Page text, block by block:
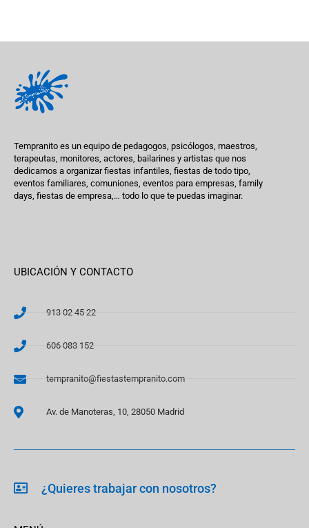
Tempranito es un equipo de pedagogos, psicólogos, maestros,
terapeutas, monitores, actores, bailarines y artistas que nos
dedicamos a organizar fiestas infantiles, fiestas de todo tipo,
eventos familiares, comuniones, eventos para empresas, family
days, fiestas de empresa,… todo lo que te puedas imaginar.
UBICACIÓN Y CONTACTO
913 02 45 22
606 083 152
tempranito@fiestastempranito.com
Av. de Manoteras, 10, 28050 Madrid
¿Quieres trabajar con nosotros?